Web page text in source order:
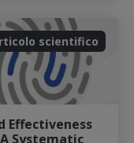
scientifico
Effectiveness
Systematic